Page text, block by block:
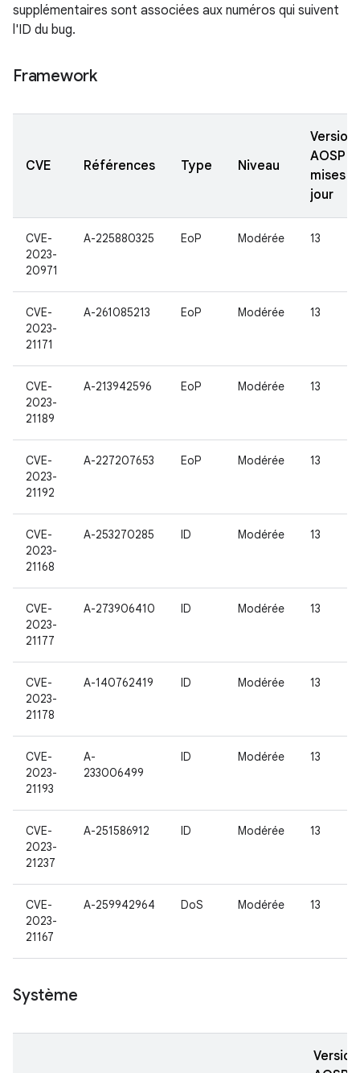
supplémentaires sont associées aux numéros qui suivent
l'ID du bug.
Framework
CVE Références Type Niveau
AOSP
mises à
jour
CVE-
2023-
20971
A-225880325 EoP Modérée 13
CVE-
2023-
21171
A-261085213 EoP Modérée 13
CVE-
2023-
21189
A-213942596 EoP Modérée 13
CVE-
2023-
21192
A-227207653 EoP Modérée 13
CVE-
2023-
21168
A-253270285 ID Modérée 13
CVE-
2023-
21177
A-273906410 ID Modérée 13
CVE-
2023-
21178
A-140762419 ID Modérée 13
CVE-
2023-
21193
A-
233006499
ID Modérée 13
CVE-
2023-
21237
A-251586912 ID Modérée 13
CVE-
2023-
21167
A-259942964 DoS Modérée 13
Système